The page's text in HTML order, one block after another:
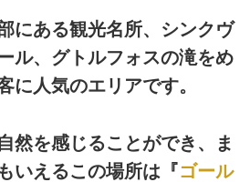
にある観光名所、シンクヴ
ル、グトルフォスの滝をめ
に人気のエリアです。
然を感じることができ、ま
いえるこの場所は『ゴール